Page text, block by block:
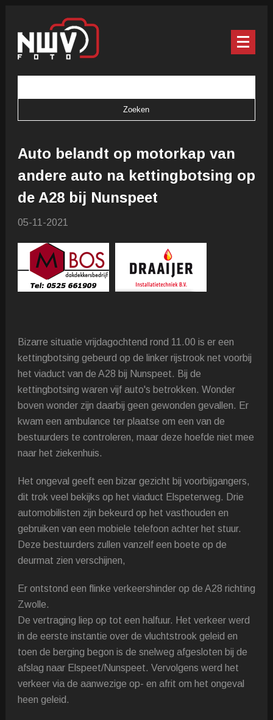
Auto belandt op motorkap van
andere auto na kettingbotsing op
de A28 bij Nunspeet
05-11-2021
Bizarre situatie vrijdagochtend rond 11.00 is er een
kettingbotsing gebeurd op de linker rijstrook net voorbij
het viaduct van de A28 bij Nunspeet. Bij de
kettingbotsing waren vijf auto's betrokken. Wonder
boven wonder zijn daarbij geen gewonden gevallen. Er
kwam een ambulance ter plaatse om een van de
bestuurders te controleren, maar deze hoefde niet mee
naar het ziekenhuis.
Het ongeval geeft een bizar gezicht bij voorbijgangers,
dit trok veel bekijks op het viaduct Elspeterweg. Drie
automobilisten zijn bekeurd op het vasthouden en
gebruiken van een mobiele telefoon achter het stuur.
Deze bestuurders zullen vanzelf een boete op de
deurmat zien verschijnen,
Er ontstond een flinke verkeershinder op de A28 richting
Zwolle.
De vertraging liep op tot een halfuur. Het verkeer werd
in de eerste instantie over de vluchtstrook geleid en
toen de berging begon is de snelweg afgesloten bij de
afslag naar Elspeet/Nunspeet. Vervolgens werd het
verkeer via de aanwezige op- en afrit om het ongeval
heen geleid.